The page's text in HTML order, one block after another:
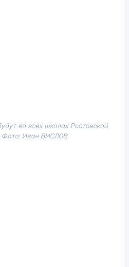
во всех школах Ростовской
Фото: Иван ВИСЛОВ